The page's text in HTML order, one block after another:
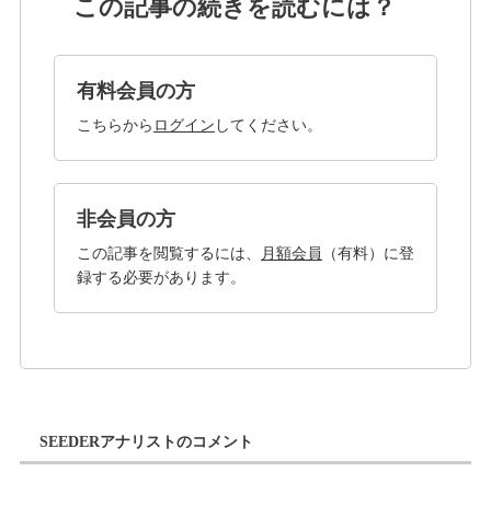
この記事の続きを読むには？
有料会員の方
こちらから ログイン してください。
非会員の方
この記事を閲覧するには、 月額会員
（有料）に登
録する必要があります。
SEEDERアナリストのコメント